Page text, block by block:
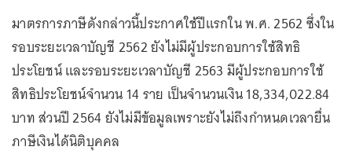
มาตรการภาษีดังกล่าวนี้ประกาศใช้ปีแรกใน พ.ศ. 2562 ซึ่งใน
รอบระยะเวลาบัญชี 2562 ยังไม่มีผู้ประกอบการใช้สิทธิ
ประโยชน์ และรอบระยะเวลาบัญชี 2563 มีผู้ประกอบการใช้
สิทธิประโยชน์จำนวน 14 ราย เป็นจำนวนเงิน 18,334,022.84
บาท ส่วนปี 2564 ยังไม่มีข้อมูลเพราะยังไม่ถึงกำหนดเวลายื่น
ภาษีเงินได้นิติบุคคล